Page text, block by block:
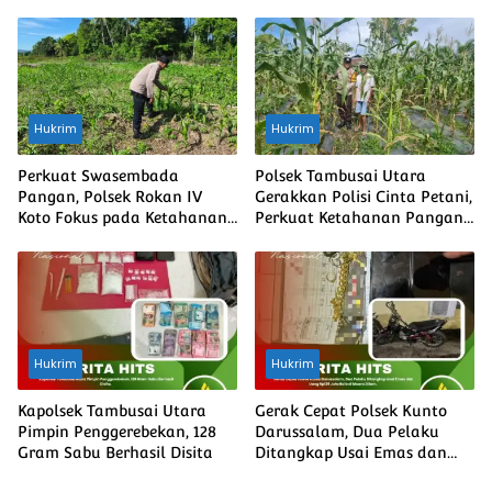
Hukrim
Perkuat Swasembada
Pangan, Polsek Rokan IV
Koto Fokus pada Ketahanan
Hukrim
Polsek Tambusai Utara
Gerakkan Polisi Cinta Petani,
Perkuat Ketahanan Pangan
Hukrim
Kapolsek Tambusai Utara
Pimpin Penggerebekan, 128
Gram Sabu Berhasil Disita
Hukrim
Gerak Cepat Polsek Kunto
Darussalam, Dua Pelaku
Ditangkap Usai Emas dan